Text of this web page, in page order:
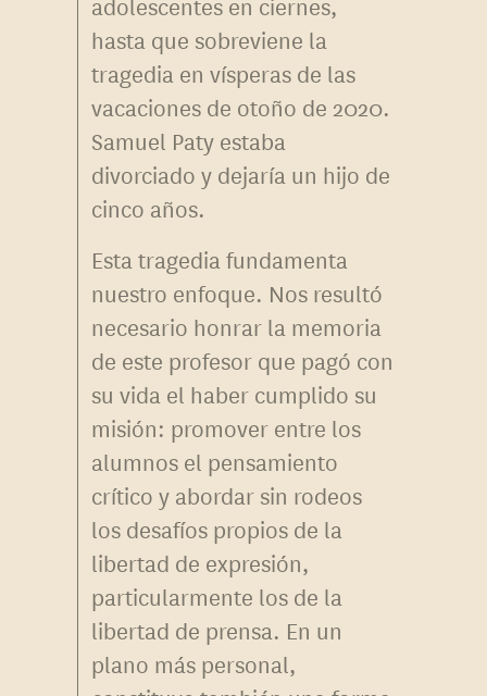
hasta que sobreviene la
tragedia en vísperas de las
vacaciones de otoño de 2020.
Samuel Paty estaba
divorciado y dejaría un hijo de
cinco años.
Esta tragedia fundamenta
nuestro enfoque. Nos resultó
necesario honrar la memoria
de este profesor que pagó con
su vida el haber cumplido su
misión: promover entre los
alumnos el pensamiento
crítico y abordar sin rodeos
los desafíos propios de la
libertad de expresión,
particularmente los de la
libertad de prensa. En un
plano más personal,